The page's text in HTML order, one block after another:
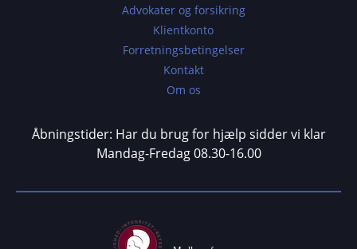
Advokater og forsikring
Klientkonto
Forretningsbetingelser
Kontakt
Om os
Åbningstider: Har du brug for hjælp sidder vi klar
Mandag-Fredag 08.30-16.00